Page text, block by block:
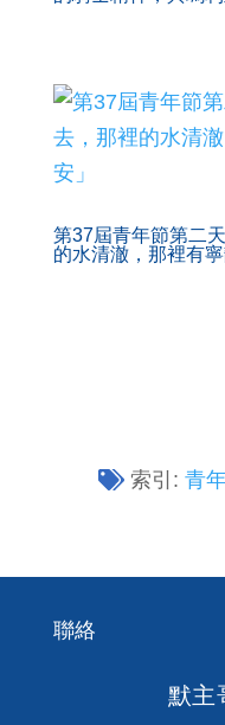
第37屆青年節第二
的水清澈，那裡有
索引:青
聯絡
默主